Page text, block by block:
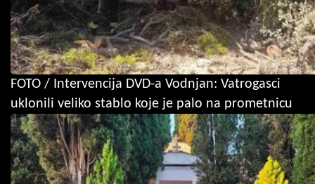
FOTO / Intervencija DVD-a Vodnjan: Vatrogasci
uklonili veliko stablo koje je palo na prometnicu